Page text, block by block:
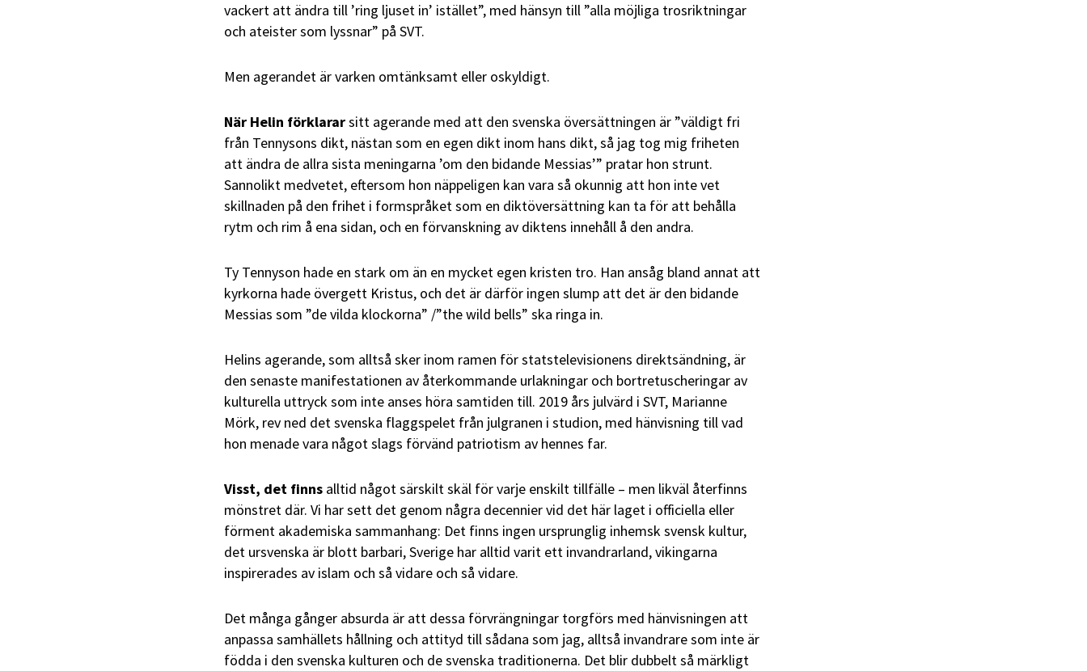
vackert att ändra till ’ring ljuset in’ istället”, med hänsyn till ”alla möjliga trosriktningar
och ateister som lyssnar” på SVT.
Men agerandet är varken omtänksamt eller oskyldigt.
När Helin förklararsitt agerande med att den svenska översättningen är ”väldigt fri
från Tennysons dikt, nästan som en egen dikt inom hans dikt, så jag tog mig friheten
att ändra de allra sista meningarna ’om den bidande Messias’” pratar hon strunt.
Sannolikt medvetet, eftersom hon näppeligen kan vara så okunnig att hon inte vet
skillnaden på den frihet i formspråket som en diktöversättning kan ta för att behålla
rytm och rim å ena sidan, och en förvanskning av diktens innehåll å den andra.
Ty Tennyson hade en stark om än en mycket egen kristen tro. Han ansåg bland annat att
kyrkorna hade övergett Kristus, och det är därför ingen slump att det är den bidande
Messias som ”de vilda klockorna” /”the wild bells” ska ringa in.
Helins agerande, som alltså sker inom ramen för statstelevisionens direktsändning, är
den senaste manifestationen av återkommande urlakningar och bortretuscheringar av
kulturella uttryck som inte anses höra samtiden till. 2019 års julvärd i SVT, Marianne
Mörk, rev ned det svenska flaggspelet från julgranen i studion, med hänvisning till vad
hon menade vara något slags förvänd patriotism av hennes far.
Visst, det finns alltid något särskilt skäl för varje enskilt tillfälle – men likväl återfinns
mönstret där. Vi har sett det genom några decennier vid det här laget i officiella eller
förment akademiska sammanhang: Det finns ingen ursprunglig inhemsk svensk kultur,
det ursvenska är blott barbari, Sverige har alltid varit ett invandrarland, vikingarna
inspirerades av islam och så vidare och så vidare.
Det många gånger absurda är att dessa förvrängningar torgförs med hänvisningen att
anpassa samhällets hållning och attityd till sådana som jag, alltså invandrare som inte är
födda i den svenska kulturen och de svenska traditionerna. Det blir dubbelt så märkligt